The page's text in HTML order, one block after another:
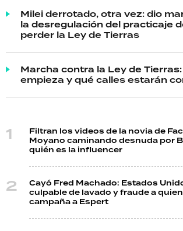
Milei derrotado, otra vez: dio
la desregulación del practicaje
perder la Ley de Tierras
Marcha contra la Ley de
empieza y qué calles estarán
Filtran los videos de la novia de
Moyano caminando desnuda por
quién es la influencer
Cayó Fred Machado: Estados
culpable de lavado y fraude a
campaña a Espert